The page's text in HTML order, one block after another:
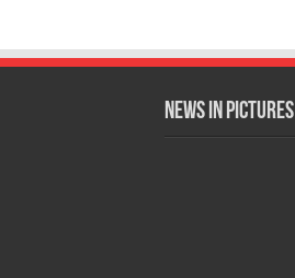
News in Pictures